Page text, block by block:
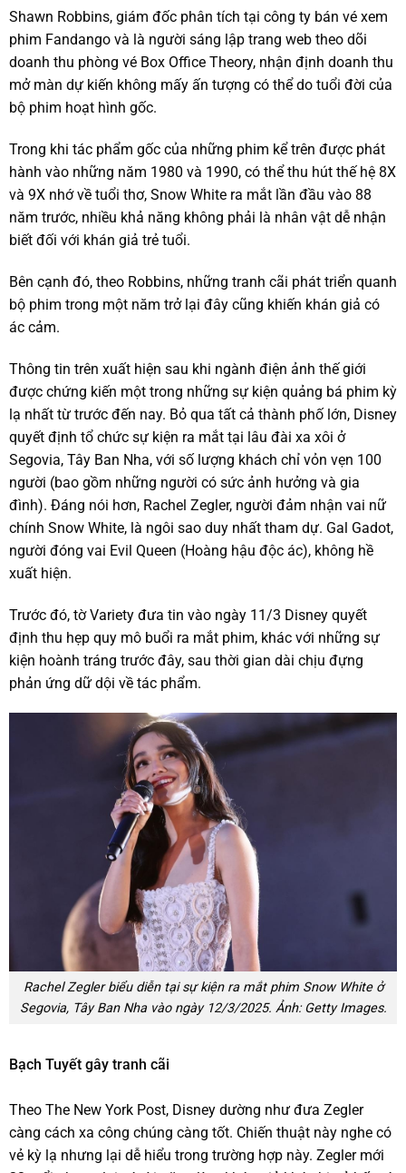
Shawn Robbins, giám đốc phân tích tại công ty bán vé xem
phim Fandango và là người sáng lập trang web theo dõi
doanh thu phòng vé Box Office Theory, nhận định doanh thu
mở màn dự kiến không mấy ấn tượng có thể do tuổi đời của
bộ phim hoạt hình gốc.
Trong khi tác phẩm gốc của những phim kể trên được phát
hành vào những năm 1980 và 1990, có thể thu hút thế hệ 8X
và 9X nhớ về tuổi thơ, Snow White ra mắt lần đầu vào 88
năm trước, nhiều khả năng không phải là nhân vật dễ nhận
biết đối với khán giả trẻ tuổi.
Bên cạnh đó, theo Robbins, những tranh cãi phát triển quanh
bộ phim trong một năm trở lại đây cũng khiến khán giả có
ác cảm.
Thông tin trên xuất hiện sau khi ngành điện ảnh thế giới
được chứng kiến một trong những sự kiện quảng bá phim kỳ
lạ nhất từ trước đến nay. Bỏ qua tất cả thành phố lớn, Disney
quyết định tổ chức sự kiện ra mắt tại lâu đài xa xôi ở
Segovia, Tây Ban Nha, với số lượng khách chỉ vỏn vẹn 100
người (bao gồm những người có sức ảnh hưởng và gia
đình). Đáng nói hơn, Rachel Zegler, người đảm nhận vai nữ
chính Snow White, là ngôi sao duy nhất tham dự. Gal Gadot,
người đóng vai Evil Queen (Hoàng hậu độc ác), không hề
xuất hiện.
Trước đó, tờ Variety đưa tin vào ngày 11/3 Disney quyết
định thu hẹp quy mô buổi ra mắt phim, khác với những sự
kiện hoành tráng trước đây, sau thời gian dài chịu đựng
phản ứng dữ dội về tác phẩm.
Rachel Zegler biểu diễn tại sự kiện ra mắt phim Snow White ở
Segovia, Tây Ban Nha vào ngày 12/3/2025. Ảnh: Getty Images.
Bạch Tuyết gây tranh cãi
Theo The New York Post, Disney dường như đưa Zegler
càng cách xa công chúng càng tốt. Chiến thuật này nghe có
vẻ kỳ lạ nhưng lại dễ hiểu trong trường hợp này. Zegler mới